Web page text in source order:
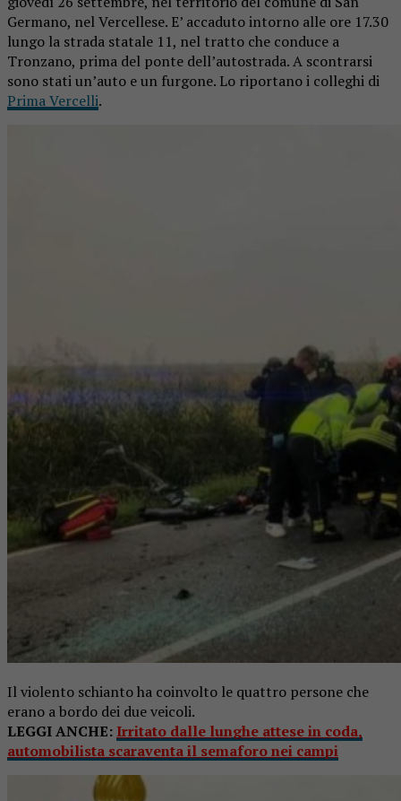
Germano, nel Vercellese. E’ accaduto intorno alle ore 17.30
lungo la strada statale 11, nel tratto che conduce a
Tronzano, prima del ponte dell’autostrada. A scontrarsi
sono stati un’auto e un furgone. Lo riportano i colleghi di
Prima Vercelli.
Il violento schianto ha coinvolto le quattro persone che
erano a bordo dei due veicoli.
LEGGI ANCHE: Irritato dalle lunghe attese in coda,
automobilista scaraventa il semaforo nei campi